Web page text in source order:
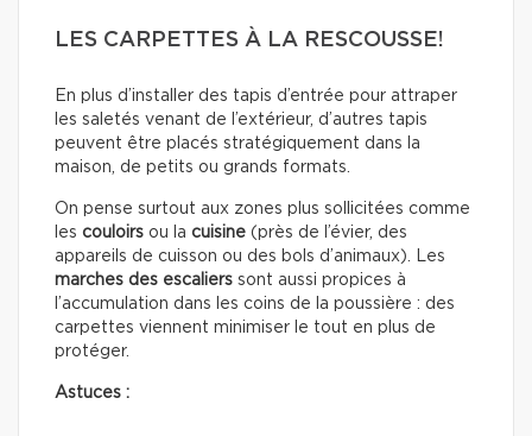
LES CARPETTES À LA RESCOUSSE!
En plus d’installer des tapis d’entrée pour attraper
les saletés venant de l’extérieur, d’autres tapis
peuvent être placés stratégiquement dans la
maison, de petits ou grands formats.
On pense surtout aux zones plus sollicitées comme
les couloirs ou la cuisine (près de l’évier, des
appareils de cuisson ou des bols d’animaux). Les
marches des escaliers sont aussi propices à
l’accumulation dans les coins de la poussière : des
carpettes viennent minimiser le tout en plus de
protéger.
Astuces :